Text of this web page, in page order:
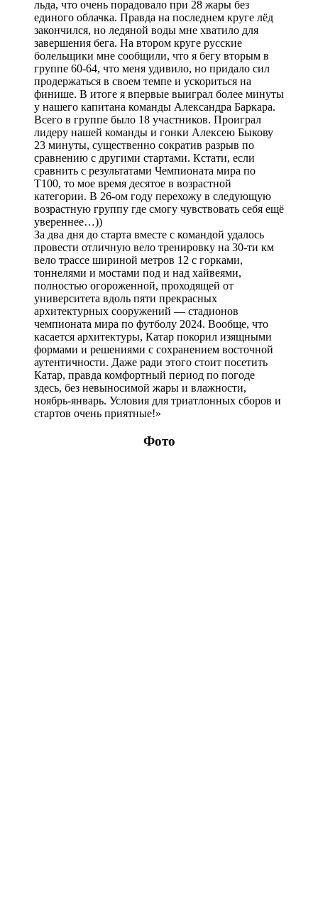
льда, что очень порадовало при 28 жары без
единого облачка. Правда на последнем круге лёд
закончился, но ледяной воды мне хватило для
завершения бега. На втором круге русские
болельщики мне сообщили, что я бегу вторым в
группе 60-64, что меня удивило, но придало сил
продержаться в своем темпе и ускориться на
финише. В итоге я впервые выиграл более минуты
у нашего капитана команды Александра Баркара.
Всего в группе было 18 участников. Проиграл
лидеру нашей команды и гонки Алексею Быкову
23 минуты, существенно сократив разрыв по
сравнению с другими стартами. Кстати, если
сравнить с результатами Чемпионата мира по
Т100, то мое время десятое в возрастной
категории. В 26-ом году перехожу в следующую
возрастную группу где смогу чувствовать себя ещё
увереннее…))
За два дня до старта вместе с командой удалось
провести отличную вело тренировку на 30-ти км
вело трассе шириной метров 12 с горками,
тоннелями и мостами под и над хайвеями,
полностью огороженной, проходящей от
университета вдоль пяти прекрасных
архитектурных сооружений — стадионов
чемпионата мира по футболу 2024. Вообще, что
касается архитектуры, Катар покорил изящными
формами и решениями с сохранением восточной
аутентичности. Даже ради этого стоит посетить
Катар, правда комфортный период по погоде
здесь, без невыносимой жары и влажности,
ноябрь-январь. Условия для триатлонных сборов и
стартов очень приятные!»
Фото